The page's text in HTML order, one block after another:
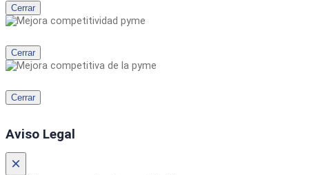
Cerrar
Cerrar
Cerrar
Aviso Legal
×